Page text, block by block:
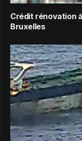
Crédit rénovation
Bruxelles